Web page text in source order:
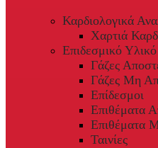
Καρδιολογικά
Χαρτιά
Επιδεσμικό Υλικό
Γάζες
Γάζες Μη
Επίδεσμοι
Επιθέματα
Επιθέματα
Ταινίες